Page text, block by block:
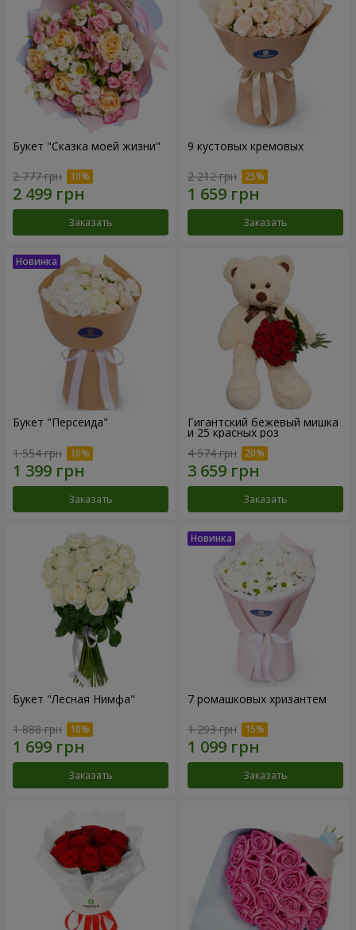
Букет "Сказка моей жизни"
2 777 грн
Заказать
9 кустовых кремовых
2 212 грн
Заказать
Букет "Персеида"
1 554 грн
Заказать
Гигантский бежевый мишка
и 25 красных роз
4 574 грн
Заказать
Букет "Лесная Нимфа"
1 888 грн
Заказать
7 ромашковых хризантем
1 293 грн
Заказать